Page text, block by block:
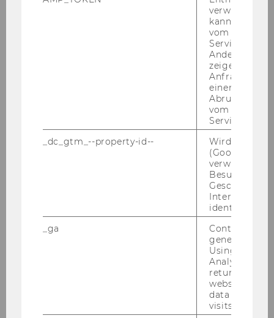
Finanzierungs-​ & Ou­treach
Po­li­cy & Ou­treach Part­ner
verwendet
kann, um
vom AMP-
Service
Andere
zeigen Opt-
Anfrage im
einen Fehler
Abrufen
vom AMP
Service an.
_dc_gtm_--property-id--
Wird von
(Google Tag
verwendet,
Besucher
Geschlecht
Interessen zu
identifizieren.
_ga
Contains a
generated
Using this
Analytics can
returning
website and
data from
visits.